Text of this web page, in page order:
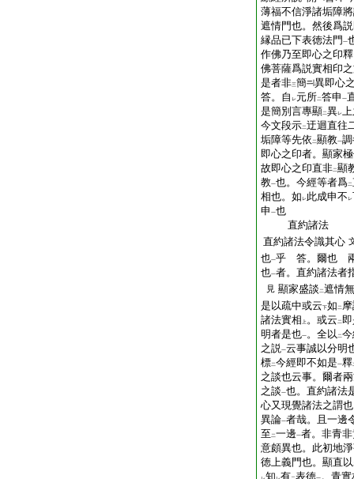
薄福不信淨諸垢障
遮情門也。然後爲
縁品已下表徳法門 一
作佛乃至即心之印
佛菩薩爲説實相印
是者非三簡
異即心
答。自 レ元所二答申 一
是簡別言專顯二異レ
今文段示二迂迴直往
垢障等先依 二顯教一調
即心之印者。顯家
故即心之印直非二顯
教一也。今經等者爲二
相也。如 レ此成申不 レ
申 一也
直約諸法
直約諸法令識其心
也一乎 答。爾也
也一者。直約諸法者
見 顯家盛談 二遮情
是以疏中或云下如 二
諸法實相
上 。或云 二
明者是也一。全以 二
之説一云事誠以分明
標二今經即不如是一釋
之談也云事。爾者
之談一也。直約諸法
心又現覺諸法之謂
異論一者哉。且一邊
至 二一邊一者。非青
意頗異也。此初地
徳上義門也。顯直以
知 有 表徳 。青